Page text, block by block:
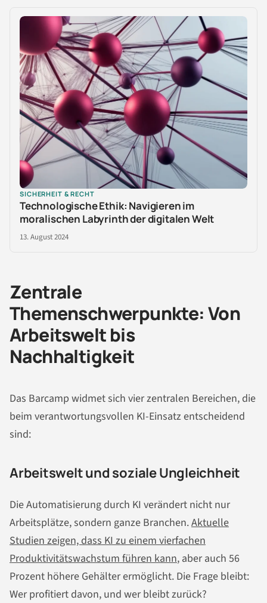
SICHERHEIT & RECHT
Technologische Ethik: Navigieren im
moralischen Labyrinth der digitalen Welt
13. August 2024
Zentrale
Themenschwerpunkte: Von
Arbeitswelt bis
Nachhaltigkeit
Das Barcamp widmet sich vier zentralen Bereichen, die
beim verantwortungsvollen KI-Einsatz entscheidend
sind:
Arbeitswelt und soziale Ungleichheit
Die Automatisierung durch KI verändert nicht nur
Arbeitsplätze, sondern ganze Branchen.Aktuelle
Studien zeigen, dass KI zu einem vierfachen
Produktivitätswachstum führen kann, aber auch 56
Prozent höhere Gehälter ermöglicht. Die Frage bleibt:
Wer profitiert davon, und wer bleibt zurück?